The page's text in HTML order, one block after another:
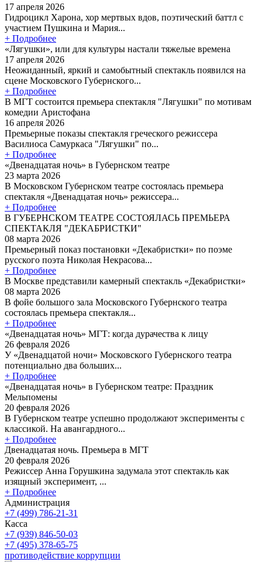
17 апреля 2026
Гидроцикл Харона, хор мертвых вдов, поэтический баттл с
участием Пушкина и Мария...
+ Подробнее
«Лягушки», или для культуры настали тяжелые времена
17 апреля 2026
Неожиданный, яркий и самобытный спектакль появился на
сцене Московского Губернского...
+ Подробнее
В МГТ состоится премьера спектакля "Лягушки" по мотивам
комедии Аристофана
16 апреля 2026
Премьерные показы спектакля греческого режиссера
Василиоса Самуркаса "Лягушки" по...
+ Подробнее
«Двенадцатая ночь» в Губернском театре
23 марта 2026
В Московском Губернском театре состоялась премьера
спектакля «Двенадцатая ночь» режиссера...
+ Подробнее
В ГУБЕРНСКОМ ТЕАТРЕ СОСТОЯЛАСЬ ПРЕМЬЕРА
СПЕКТАКЛЯ "ДЕКАБРИСТКИ"
08 марта 2026
Премьерный показ постановки «Декабристки» по поэме
русского поэта Николая Некрасова...
+ Подробнее
В Москве представили камерный спектакль «Декабристки»
08 марта 2026
В фойе большого зала Московского Губернского театра
состоялась премьера спектакля...
+ Подробнее
«Двенадцатая ночь» МГТ: когда дурачества к лицу
26 февраля 2026
У «Двенадцатой ночи» Московского Губернского театра
потенциально два больших...
+ Подробнее
«Двенадцатая ночь» в Губернском театре: Праздник
Мельпомены
20 февраля 2026
В Губернском театре успешно продолжают эксперименты с
классикой. На авангардного...
+ Подробнее
Двенадцатая ночь. Премьера в МГТ
20 февраля 2026
Режиссер Анна Горушкина задумала этот спектакль как
изящный эксперимент, ...
+ Подробнее
Администрация
+7 (499) 786-21-31
Касса
+7 (939) 846-50-03
+7 (495) 378-65-75
противодействие коррупции